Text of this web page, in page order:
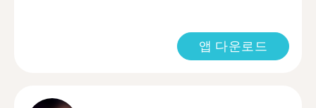
앱 다운로드